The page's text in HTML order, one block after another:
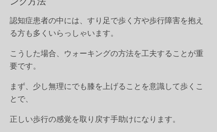
認知症患者の中には、すり足で歩く方や歩行障害を抱え
る方も多くいらっしゃいます。
こうした場合、ウォーキングの方法を工夫することが重
要です。
まず、少し無理にでも膝を上げることを意識して歩くこ
とで、
正しい歩行の感覚を取り戻す手助けになります。